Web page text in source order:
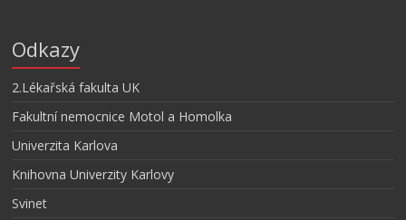
Odkazy
2.Lékařská fakulta UK
Fakultní nemocnice Motol a Homolka
Univerzita Karlova
Knihovna Univerzity Karlovy
Svinet